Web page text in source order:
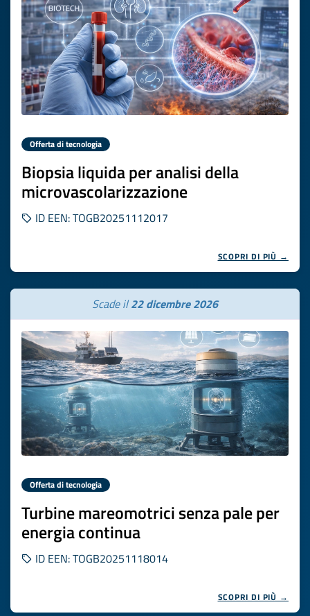
Offerta di tecnologia
Biopsia liquida per analisi della
microvascolarizzazione
ID EEN: TOGB20251112017
SCOPRI DI PIÙ →
Scade il22 dicembre 2026
Offerta di tecnologia
Turbine mareomotrici senza pale per
energia continua
ID EEN: TOGB20251118014
SCOPRI DI PIÙ →